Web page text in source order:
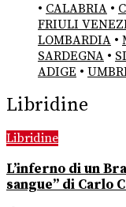
• CALABRIA •
FRIULI
LOMBARDIA •
SARDEGNA •
ADIGE •
Libridine
Libridine
L’inferno di un
sangue” di Carlo